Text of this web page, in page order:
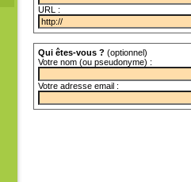
URL :
Qui êtes-vous ? (optionnel)
Votre nom (ou pseudonyme) :
Votre adresse email :